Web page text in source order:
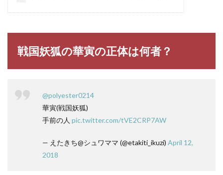
戦国妖狐の華寅の正体は何者？
@polyester0214
華寅(戦国妖狐)
手前の人 pic.twitter.com/tVE2CRP7AW
— えたきち@シュワママ (@etakiti_ikuzi) April 12,
2018